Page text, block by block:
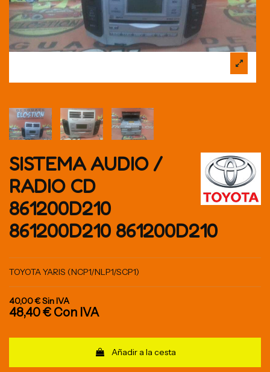
SISTEMA AUDIO /
RADIO CD
861200D210
861200D210 861200D210
TOYOTA YARIS (NCP1/NLP1/SCP1)
40,00 €Sin IVA
48,40 € Con IVA
Añadir a la cesta